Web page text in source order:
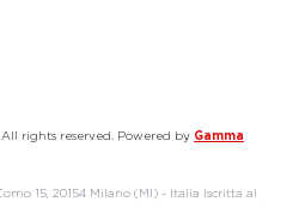
rights reserved. Powered by Gamma
15, 20154 Milano (MI) - Italia Iscritta al